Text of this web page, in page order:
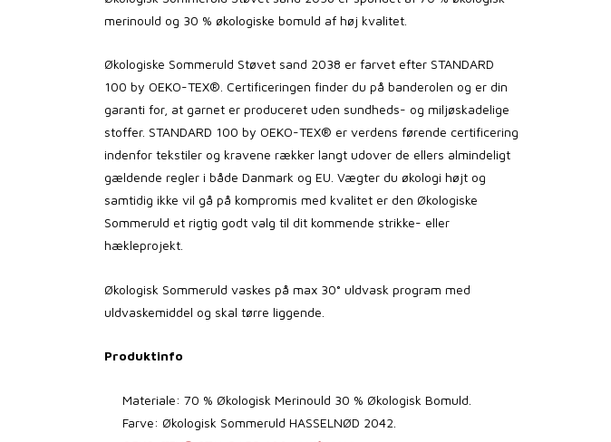
merinould og 30 % økologiske bomuld af høj kvalitet.
Økologiske Sommeruld Støvet sand 2038 er farvet efter STANDARD
100 by OEKO-TEX®. Certificeringen finder du på banderolen og er din
garanti for, at garnet er produceret uden sundheds- og miljøskadelige
stoffer. STANDARD 100 by OEKO-TEX® er verdens førende certificering
indenfor tekstiler og kravene rækker langt udover de ellers almindeligt
gældende regler i både Danmark og EU. Vægter du økologi højt og
samtidig ikke vil gå på kompromis med kvalitet er den Økologiske
Sommeruld et rigtig godt valg til dit kommende strikke- eller
hækleprojekt.
Økologisk Sommeruld vaskes på max 30° uldvask program med
uldvaskemiddel og skal tørre liggende.
Produktinfo
Materiale: 70 % Økologisk Merinould 30 % Økologisk Bomuld.
Farve: Økologisk Sommeruld HASSELNØD 2042.